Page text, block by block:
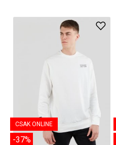
CSAK ONLINE
-37%